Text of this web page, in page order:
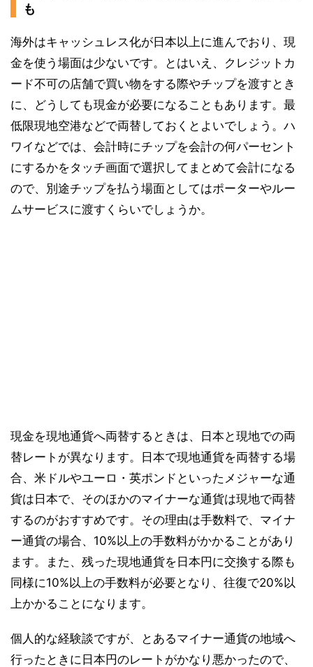
も
海外はキャッシュレス化が日本以上に進んでおり、現
金を使う場面は少ないです。とはいえ、クレジットカ
ード不可の店舗で買い物をする際やチップを渡すとき
に、どうしても現金が必要になることもあります。最
低限現地空港などで両替しておくとよいでしょう。ハ
ワイなどでは、会計時にチップを会計の何パーセント
にするかをタッチ画面で選択してまとめて会計になる
ので、別途チップを払う場面としてはポーターやルー
ムサービスに渡すくらいでしょうか。
現金を現地通貨へ両替するときは、日本と現地での両
替レートが異なります。日本で現地通貨を両替する場
合、米ドルやユーロ・英ポンドといったメジャーな通
貨は日本で、そのほかのマイナーな通貨は現地で両替
するのがおすすめです。その理由は手数料で、マイナ
ー通貨の場合、10%以上の手数料がかかることがあり
ます。また、残った現地通貨を日本円に交換する際も
同様に10%以上の手数料が必要となり、往復で20%以
上かかることになります。
個人的な経験談ですが、とあるマイナー通貨の地域へ
行ったときに日本円のレートがかなり悪かったので、